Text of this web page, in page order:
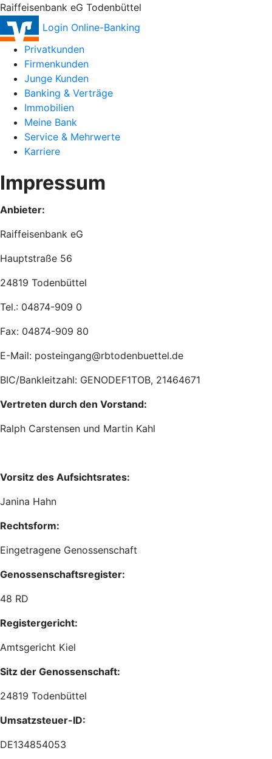
Raiffeisenbank eG Todenbüttel
Login Online-Banking
Privatkunden
Firmenkunden
Junge Kunden
Banking & Verträge
Immobilien
Meine Bank
Service & Mehrwerte
Karriere
Impressum
Anbieter:
Raiffeisenbank eG
Hauptstraße 56
24819 Todenbüttel
Tel.: 04874-909 0
Fax: 04874-909 80
E-Mail: posteingang@rbtodenbuettel.de
BIC/Bankleitzahl: GENODEF1TOB, 21464671
Vertreten durch den Vorstand:
Ralph Carstensen und Martin Kahl
Vorsitz des Aufsichtsrates:
Janina Hahn
Rechtsform:
Eingetragene Genossenschaft
Genossenschaftsregister:
48 RD
Registergericht:
Amtsgericht Kiel
Sitz der Genossenschaft:
24819 Todenbüttel
Umsatzsteuer-ID:
DE134854053